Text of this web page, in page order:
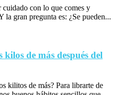
cuidado con lo que comes y
gran pregunta es: ¿Se pueden...
kilos de más después del
kilitos de más? Para librarte de